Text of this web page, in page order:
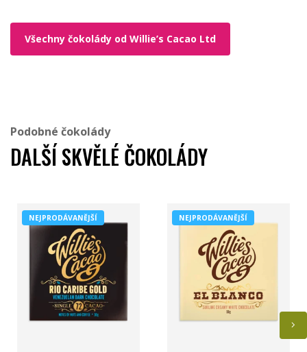
Všechny čokolády od Willie’s Cacao Ltd
Podobné čokolády
DALŠÍ SKVĚLÉ ČOKOLÁDY
NEJPRODÁVANĚJŠÍ NEJPRODÁVANĚJŠÍ